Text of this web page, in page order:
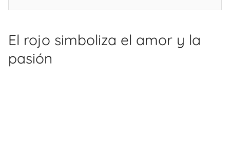
El rojo simboliza el amor y la
pasión